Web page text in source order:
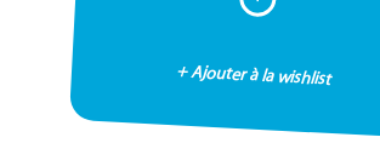
+ Ajouter à la wishlist